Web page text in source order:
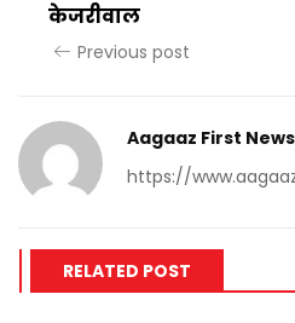
केजरीवाल
Previous post
Aagaaz First News
https://
RELATED POST